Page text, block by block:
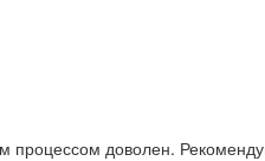
процессом доволен.